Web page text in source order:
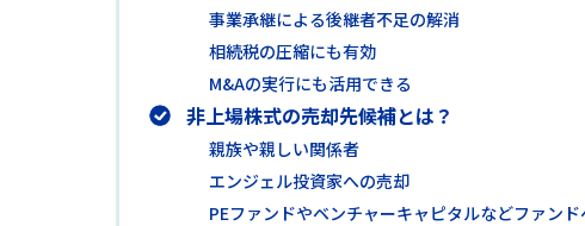
事業承継による後継者不足の解消
相続税の圧縮にも有効
M&Aの実行にも活用できる
非上場株式の売却先候補とは？
親族や親しい関係者
エンジェル投資家への売却
PEファンドやベンチャーキャピタルなどファン